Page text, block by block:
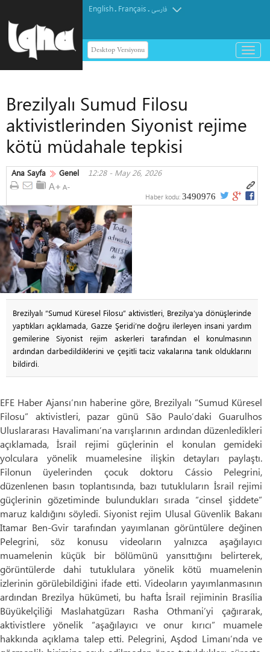
English. Français.فارسی
Desktop Versiyonu
باز
و
Brezilyalı Sumud Filosu
aktivistlerinden Siyonist rejime
kötü müdahale tepkisi
Ana Sayfa Genel 12:28 - May 26, 2026
Haber kodu: 3490976
Brezilyalı “Sumud Küresel Filosu” aktivistleri, Brezilya’ya dönüşlerinde
yaptıkları açıklamada, Gazze Şeridi’ne doğru ilerleyen insani yardım
gemilerine Siyonist rejim askerleri tarafından el konulmasının
ardından darbedildiklerini ve çeşitli taciz vakalarına tanık olduklarını
bildirdi.
EFE Haber Ajansı’nın haberine göre, Brezilyalı “Sumud Küresel
Filosu” aktivistleri, pazar günü São Paulo’daki Guarulhos
Uluslararası Havalimanı’na varışlarının ardından düzenledikleri
açıklamada, İsrail rejimi güçlerinin el konulan gemideki
yolculara yönelik muamelesine ilişkin detayları paylaştı.
Filonun üyelerinden çocuk doktoru Cássio Pelegrini,
düzenlenen basın toplantısında, bazı tutukluların İsrail rejimi
güçlerinin gözetiminde bulundukları sırada “cinsel şiddete”
maruz kaldığını söyledi. Siyonist rejim Ulusal Güvenlik Bakanı
Itamar Ben-Gvir tarafından yayımlanan görüntülere değinen
Pelegrini, söz konusu videoların yalnızca aşağılayıcı
muamelenin küçük bir bölümünü yansıttığını belirterek,
görüntülerde dahi tutuklulara yönelik kötü muamelenin
izlerinin görülebildiğini ifade etti. Videoların yayımlanmasının
ardından Brezilya hükümeti, bu hafta İsrail rejiminin Brasília
Büyükelçiliği Maslahatgüzarı Rasha Othmani’yi çağırarak,
aktivistlere yönelik “aşağılayıcı ve onur kırıcı” muamele
hakkında açıklama talep etti. Pelegrini, Aşdod Limanı’nda ve